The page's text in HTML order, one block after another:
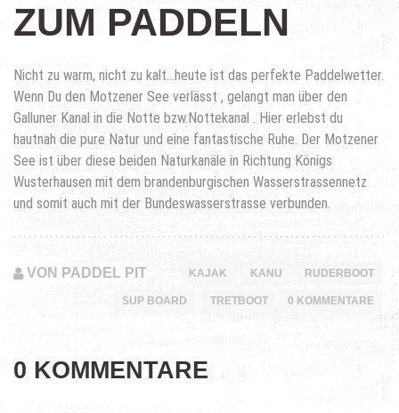
ZUM PADDELN
Nicht zu warm, nicht zu kalt…heute ist das perfekte Paddelwetter.
Wenn Du den Motzener See verlässt , gelangt man über den
Galluner Kanal in die Notte bzw.Nottekanal . Hier erlebst du
hautnah die pure Natur und eine fantastische Ruhe. Der Motzener
See ist über diese beiden Naturkanäle in Richtung Königs
Wusterhausen mit dem brandenburgischen Wasserstrassennetz
und somit auch mit der Bundeswasserstrasse verbunden.
VON PADDEL PIT KAJAK KANU RUDERBOOT
SUP BOARD TRETBOOT 0 KOMMENTARE
0 KOMMENTARE